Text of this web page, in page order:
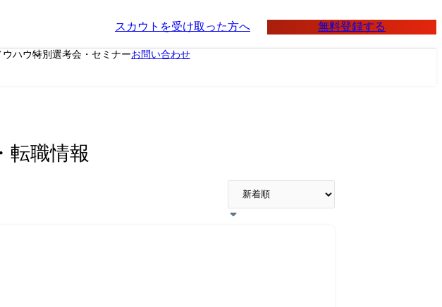
スカウトを受け取った方へ 無料登録する
ハウ特別選考会・セミナーお問い合わせ
転職情報